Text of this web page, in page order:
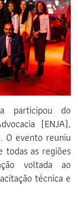
participou do
(ENJA),
O evento reuniu
todas as regiões
voltada ao
técnica e